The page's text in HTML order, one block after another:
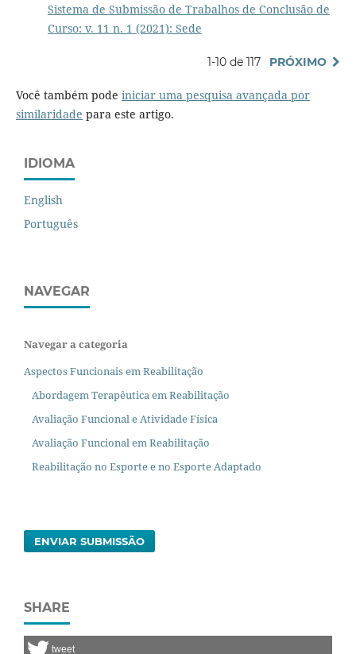
Sistema de Submissão de Trabalhos de Conclusão de
Curso: v. 11 n. 1 (2021): Sede
1-10 de 117 PRÓXIMO
Você também pode iniciar uma pesquisa avançada por
similaridade para este artigo.
IDIOMA
English
Português
NAVEGAR
Navegar a categoria
Aspectos Funcionais em Reabilitação
Abordagem Terapêutica em Reabilitação
Avaliação Funcional e Atividade Física
Avaliação Funcional em Reabilitação
Reabilitação no Esporte e no Esporte Adaptado
ENVIAR SUBMISSÃO
SHARE
tweet